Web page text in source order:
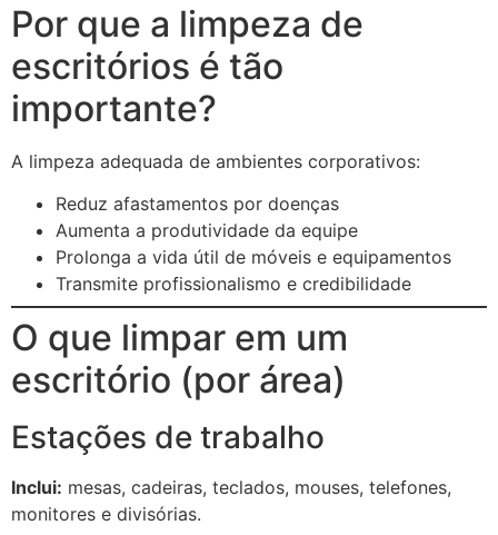
Por que a limpeza de
escritórios é tão
importante?
A limpeza adequada de ambientes corporativos:
Reduz afastamentos por doenças
Aumenta a produtividade da equipe
Prolonga a vida útil de móveis e equipamentos
Transmite profissionalismo e credibilidade
O que limpar em um
escritório (por área)
Estações de trabalho
Inclui: mesas, cadeiras, teclados, mouses, telefones,
monitores e divisórias.